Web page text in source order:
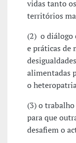
vidas tanto
territórios
(2) o diálogo
e práticas de
alimentadas
o
(3) o
para que
desafiem o